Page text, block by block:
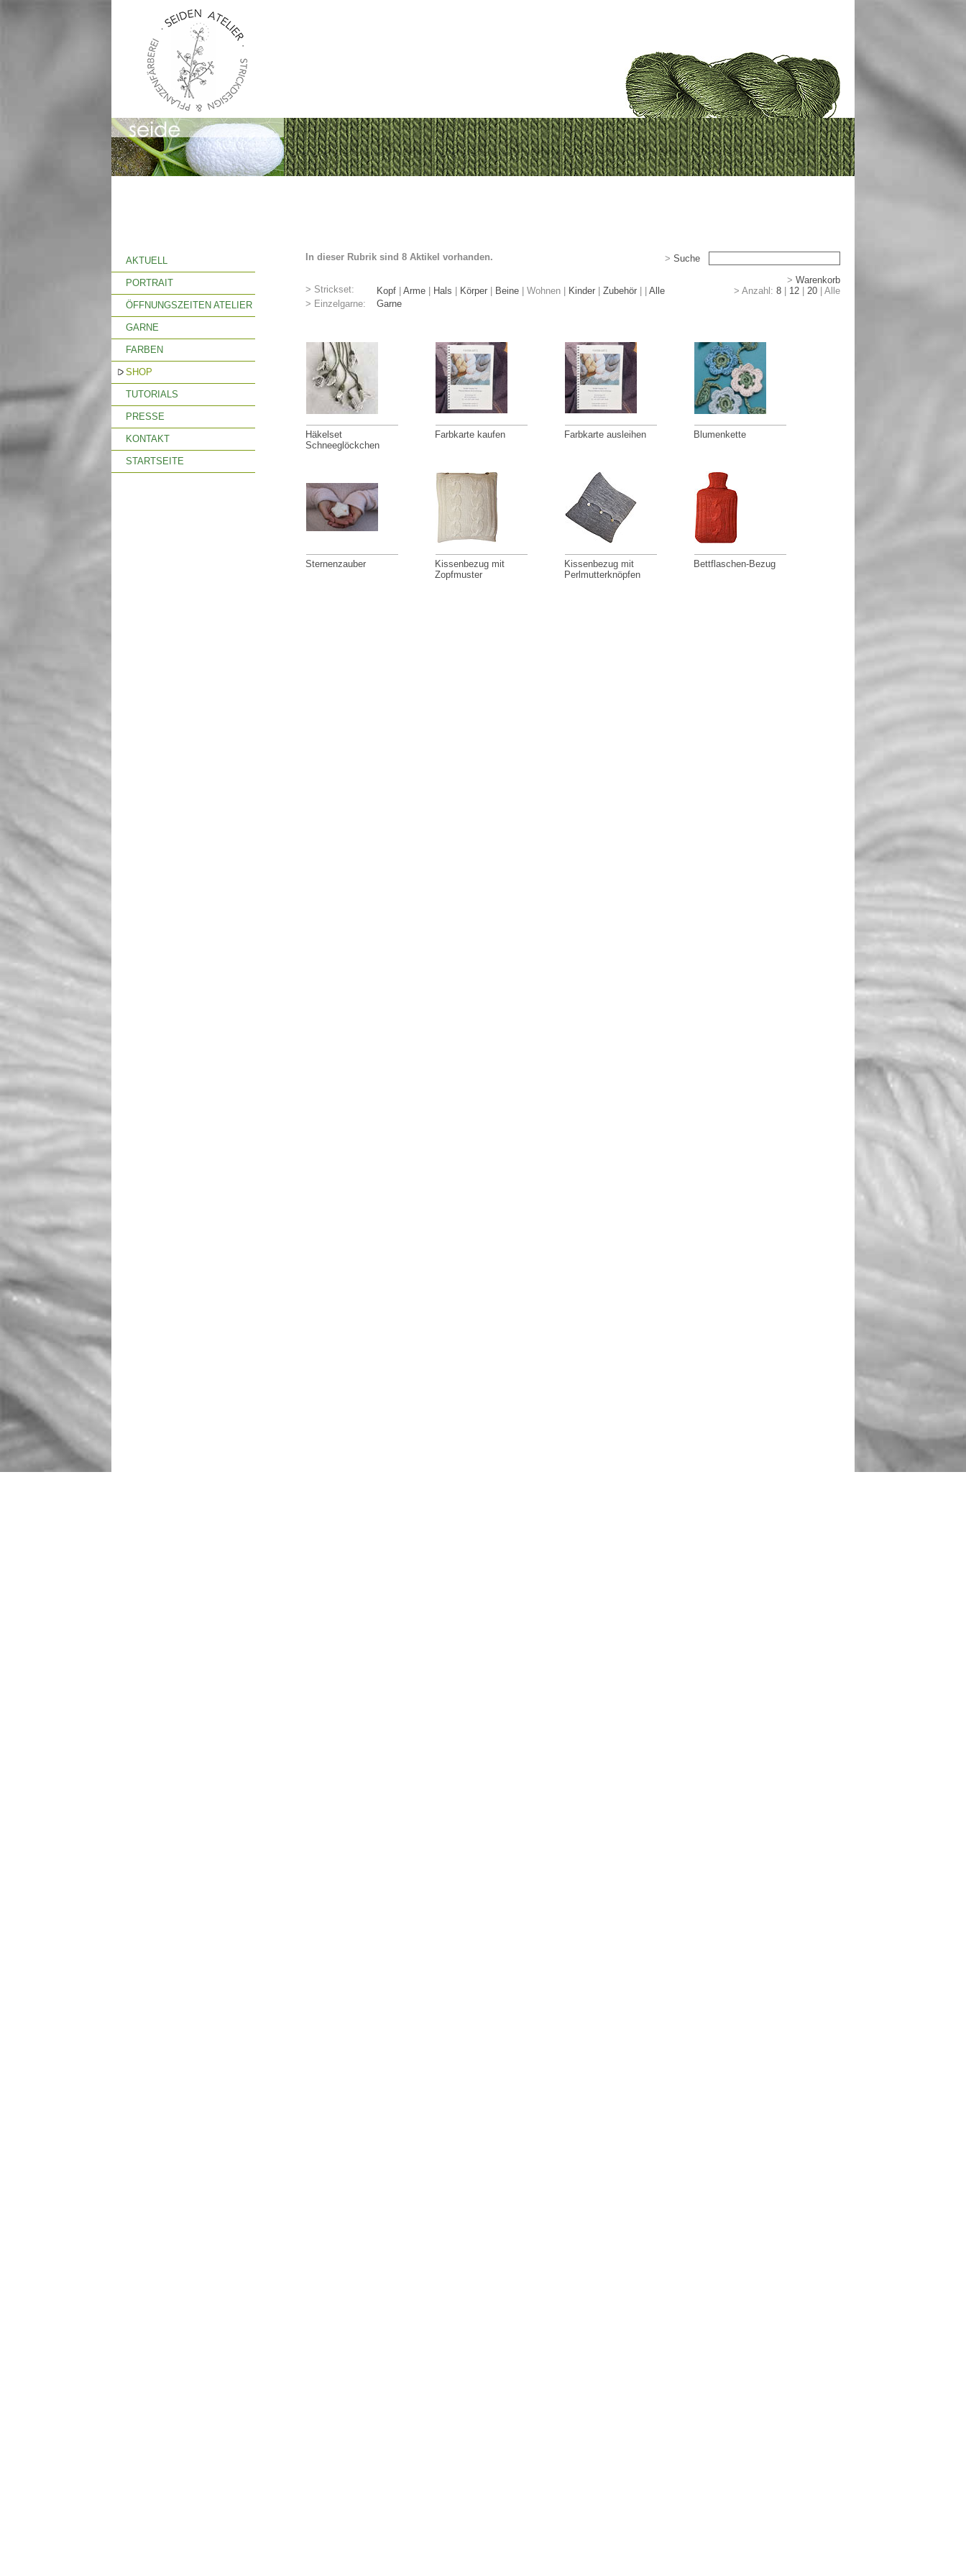
AKTUELL
PORTRAIT
ÖFFNUNGSZEITEN ATELIER
GARNE
FARBEN
SHOP
TUTORIALS
PRESSE
KONTAKT
STARTSEITE
In dieser Rubrik sind 8 Aktikel vorhanden.
> Strickset: Kopf Arme Hals Körper Beine Wohnen Kinder Zubehör
Alle
> Einzelgarne:
Garne
> Suche
> Warenkorb
> Anzahl: 8 12 20 Alle
Häkelset
Schneeglöckchen
Farbkarte kaufen Farbkarte ausleihen Blumenkette
Sternenzauber
Kissenbezug mit
Zopfmuster
Kissenbezug mit
Perlmutterknöpfen
Bettflaschen-Bezug